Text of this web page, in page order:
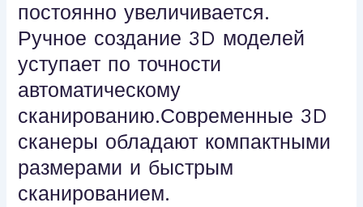
постоянно увеличивается.
Ручное создание 3D моделей
уступает по точности
автоматическому
сканированию.Современные 3D
сканеры обладают компактными
размерами и быстрым
сканированием.